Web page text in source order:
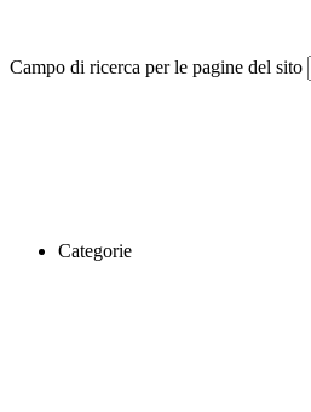
Campo di ricerca per le pagine del sito
Categorie